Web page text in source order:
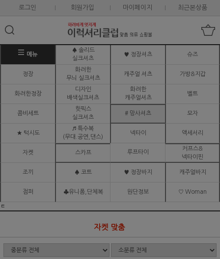
로그인 회원가입 마이페이지 최근본상품
메뉴
♠ 솔리드
실크셔츠
♥ 정장셔츠 슈즈
정장
화려한
무늬 실크셔츠
캐주얼 셔츠 가방&지갑
화려한정장
디자인
배색실크셔츠
화려한
캐주얼셔츠
벨트
콤비세트
핫픽스
실크셔츠
# 망사셔츠 모자
★ 턱시도
♬ 특수복
(무대.공연,댄스)
넥타이 액세서리
자켓 스카프 루프타이
커프스&
넥타이핀
조끼 ♠ 코트 ♥ 정장바지 캐주얼바지
점퍼 ♣유니폼,단체복 원단정보 ♡ Woman
ㅌ
자켓 맞춤